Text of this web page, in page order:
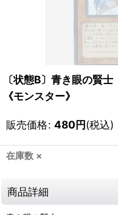
〔状態B〕青き眼の賢
《モンスター》
販売価格: 480円(税込)
在庫数 ×
商品詳細